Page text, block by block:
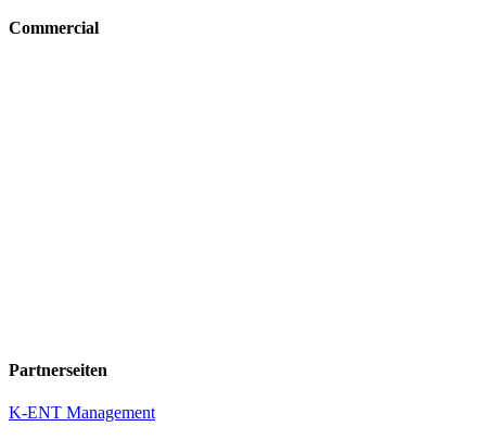
Commercial
Partnerseiten
K-ENT Management